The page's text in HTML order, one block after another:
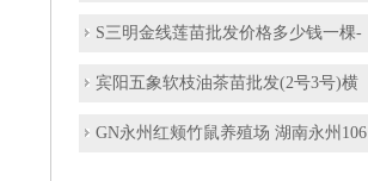
S三明金线莲苗批发价格多少钱一棵-
宾阳五象软枝油茶苗批发(2号3号)横
GN永州红颊竹鼠养殖场 湖南永州106